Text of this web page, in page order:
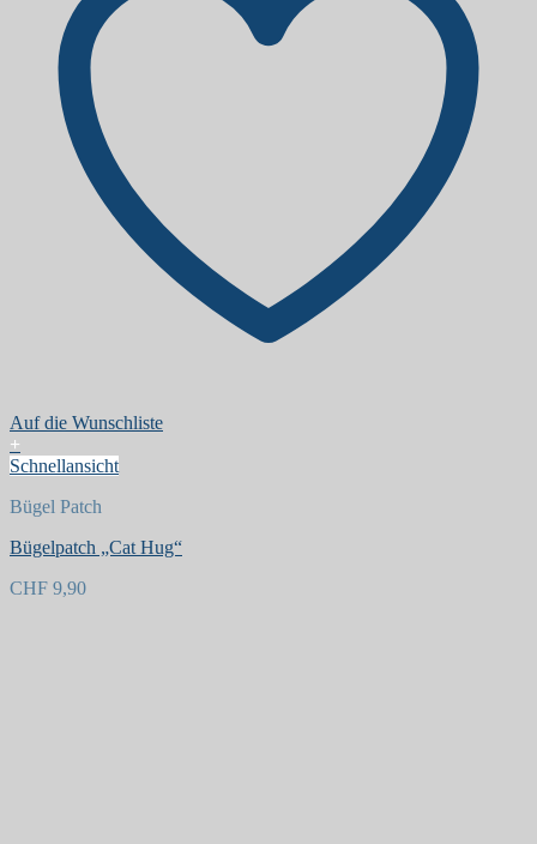
Auf die Wunschliste
+
Schnellansicht
Bügel Patch
Bügelpatch „Cat Hug“
CHF 9,90